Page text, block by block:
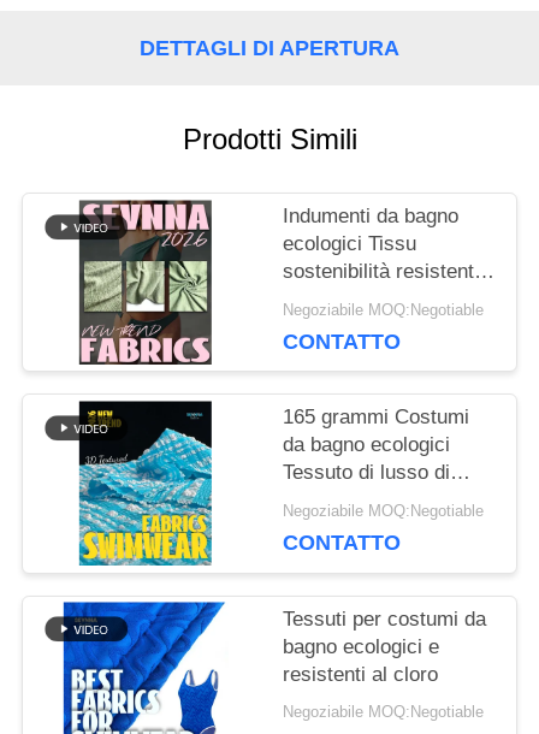
DEL
SITO
PRIVACY
POLICY
DETTAGLI DI APERTURA
Prodotti Simili
Indumenti da bagno
ecologici Tissu
sostenibilità resistente
al cloro
Negoziabile MOQ:Negotiable
CONTATTO
165 grammi Costumi
da bagno ecologici
Tessuto di lusso di
qualità superiore
personalizzabile
Negoziabile MOQ:Negotiable
CONTATTO
Tessuti per costumi da
bagno ecologici e
resistenti al cloro
Negoziabile MOQ:Negotiable